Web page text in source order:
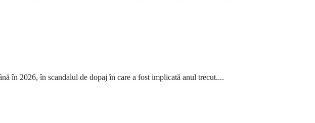
în 2026, în scandalul de dopaj în care a fost implicată anul trecut....